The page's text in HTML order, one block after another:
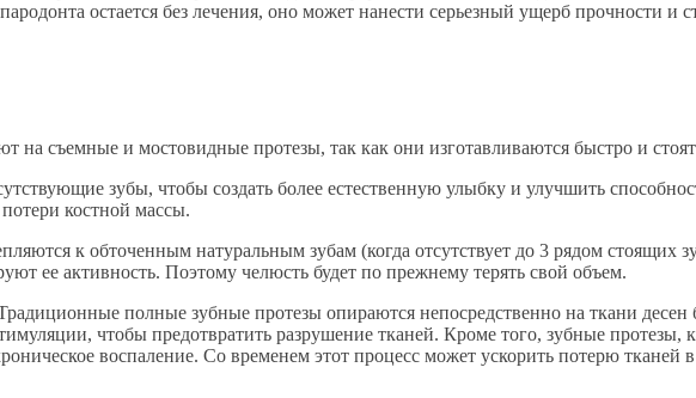
остается без лечения, оно может нанести серьезный ущерб прочности и
съемные и мостовидные протезы, так как они изготавливаются быстро и
зубы, чтобы создать более естественную улыбку и улучшить
костной массы.
к обточенным натуральным зубам (когда отсутствует до 3 рядом стоящих
ее активность. Поэтому челюсть будет по прежнему терять свой объем.
полные зубные протезы опираются непосредственно на ткани десен
чтобы предотвратить разрушение тканей. Кроме того, зубные протезы,
воспаление. Со временем этот процесс может ускорить потерю тканей